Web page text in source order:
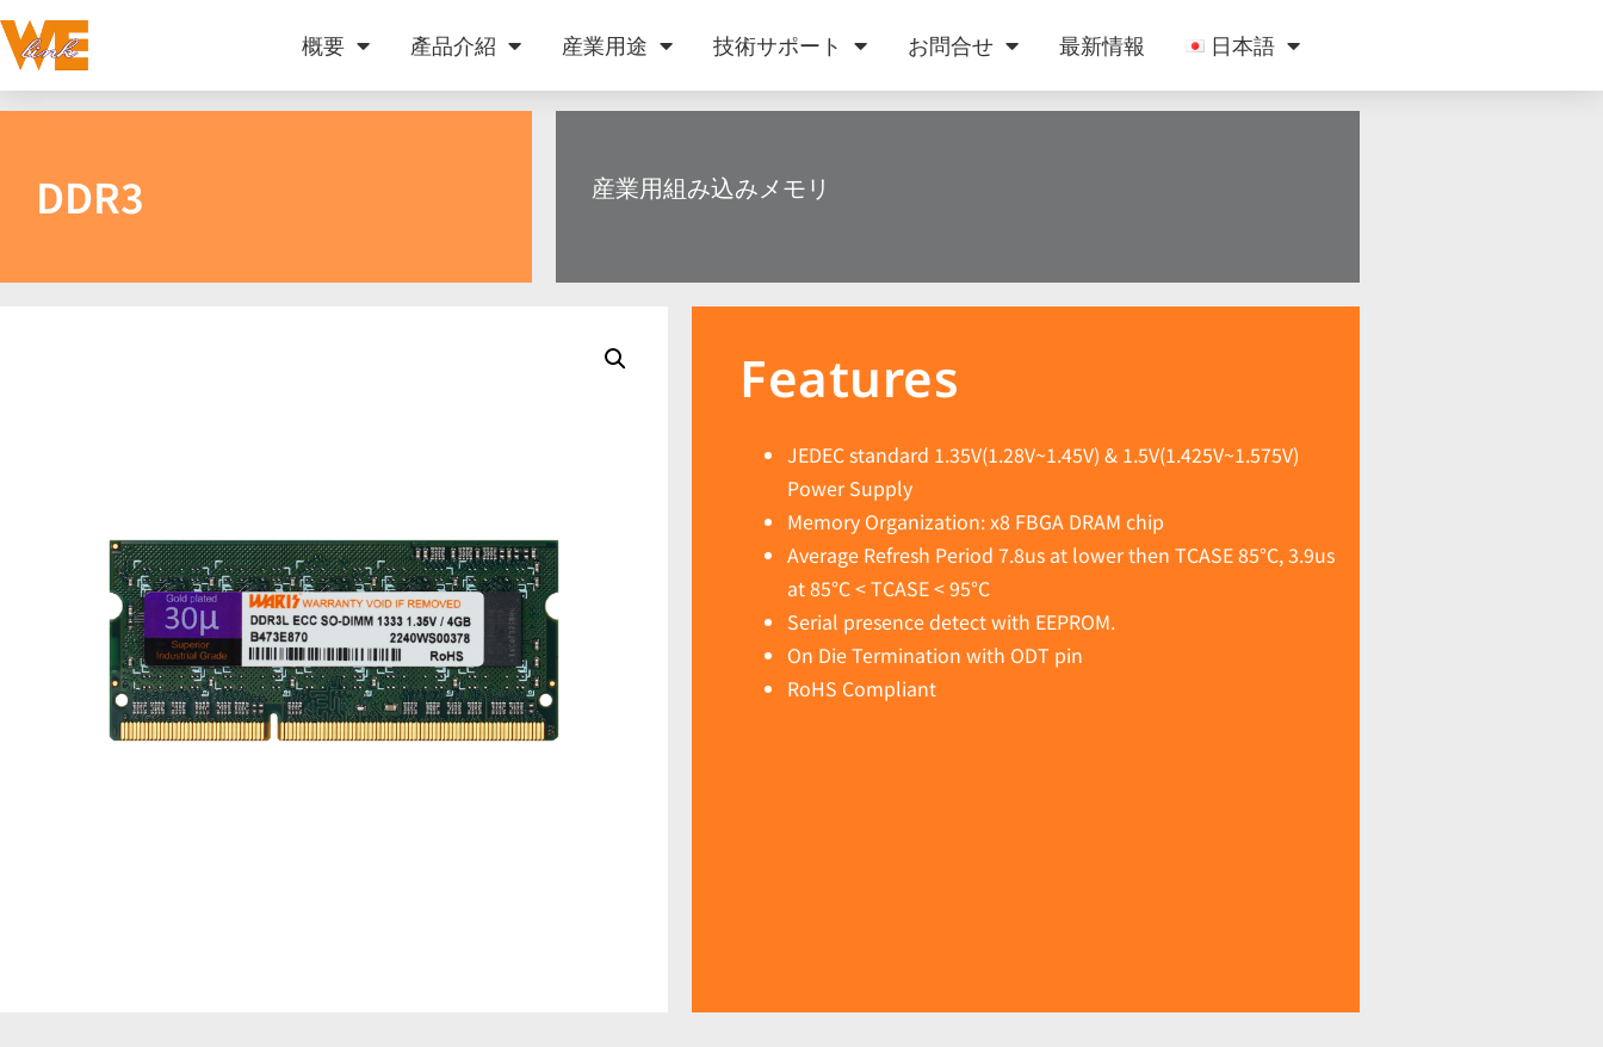
概要 產品介紹 産業用途 技術サポート お問合せ 最新情報 日本語
DDR3 産業用組み込みメモリ
Features
JEDEC standard 1.35V(1.28V~1.45V) & 1.5V(1.425V~1.575V)
Power Supply
Memory Organization: x8 FBGA DRAM chip
Average Refresh Period 7.8us at lower then TCASE 85°C, 3.9us
at 85°C < TCASE < 95°C
Serial presence detect with EEPROM.
On Die Termination with ODT pin
RoHS Compliant